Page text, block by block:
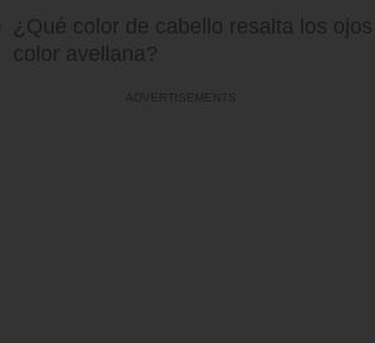
¿Qué color de cabello resalta los ojos
color avellana?